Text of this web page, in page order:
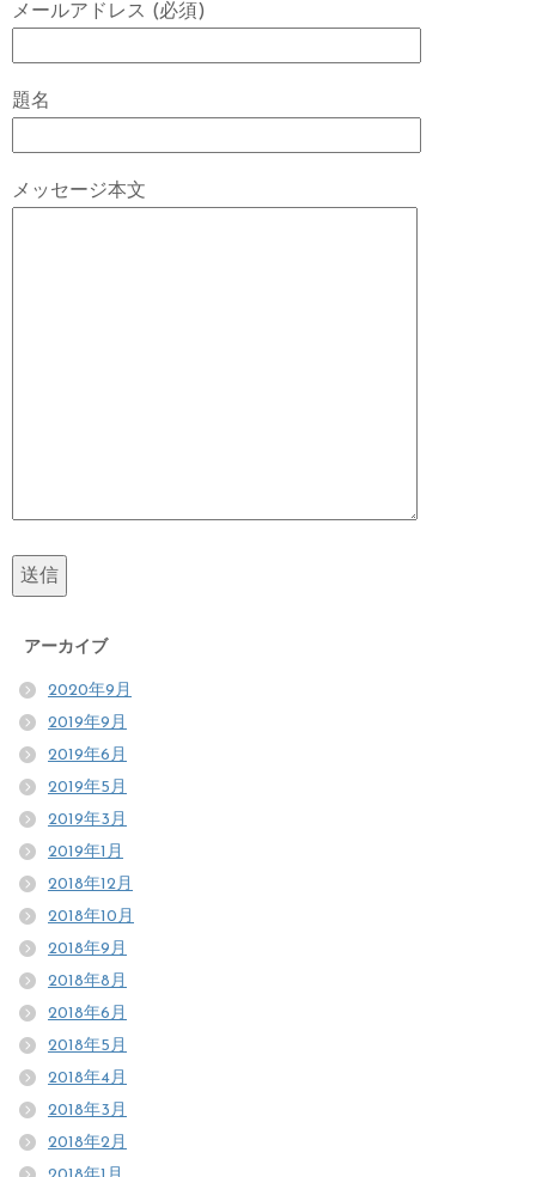
メールアドレス (必須)
題名
メッセージ本文
アーカイブ
2020年9月
2019年9月
2019年6月
2019年5月
2019年3月
2019年1月
2018年12月
2018年10月
2018年9月
2018年8月
2018年6月
2018年5月
2018年4月
2018年3月
2018年2月